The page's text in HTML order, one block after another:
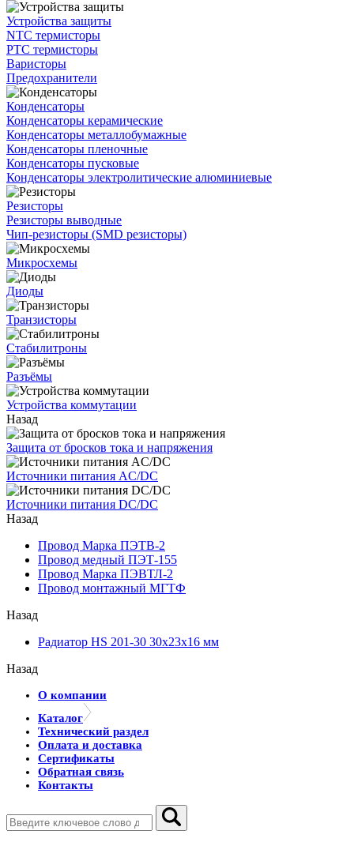
Устройства защиты
NTC термисторы
PTC термисторы
Варисторы
Предохранители
Конденсаторы
Конденсаторы керамические
Конденсаторы металлобумажные
Конденсаторы пленочные
Конденсаторы пусковые
Конденсаторы электролитические алюминиевые
Резисторы
Резисторы выводные
Чип-резисторы (SMD резисторы)
Микросхемы
Диоды
Транзисторы
Стабилитроны
Разъёмы
Устройства коммутации
Назад
Защита от бросков тока и напряжения
Источники питания AC/DC
Источники питания DC/DC
Назад
Провод Марка ПЭТВ-2
Провод медный ПЭТ-155
Провод Марка ПЭВТЛ-2
Провод монтажный МГТФ
Назад
Радиатор HS 201-30 30х23х16 мм
Назад
О компании
Каталог
Технический раздел
Оплата и доставка
Сертификаты
Обратная связь
Контакты